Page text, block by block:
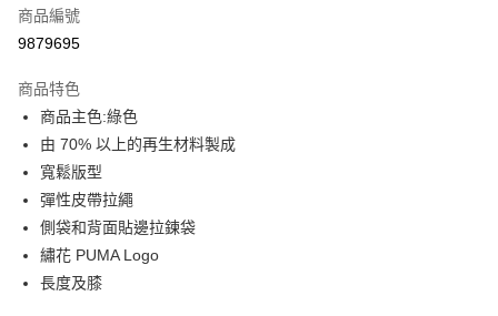
LINE Pay
街口支付
悠遊付
Google Pay
運送方式
宅配(離島恕不配送)
商品編號
9879695
商品特色
商品主色:綠色
由 70% 以上的再生材料製成
寬鬆版型
彈性皮帶拉繩
側袋和背面貼邊拉鍊袋
繡花 PUMA Logo
長度及膝